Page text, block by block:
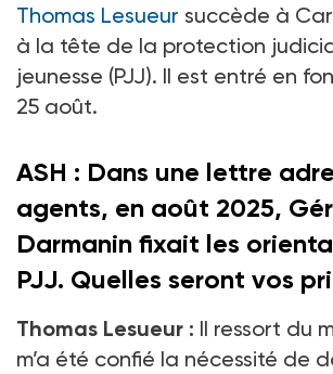
Thomas Lesueur succède à
à la tête de la protection
jeunesse (PJJ). Il est entré en
25 août.
ASH : Dans une lettre
agents, en août 2025,
Darmanin fixait les
PJJ. Quelles seront vos
Thomas Lesueur : Il ressort du
m’a été confié la nécessité de